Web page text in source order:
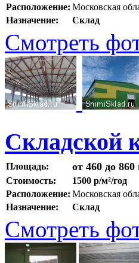
Расположение: Московская
Назначение:
Склад
Смотреть
Складской
Площадь: от 460 до 860
Стоимость:
1500 р/м²/год
Расположение: Московская
Назначение:
Склад
Смотреть